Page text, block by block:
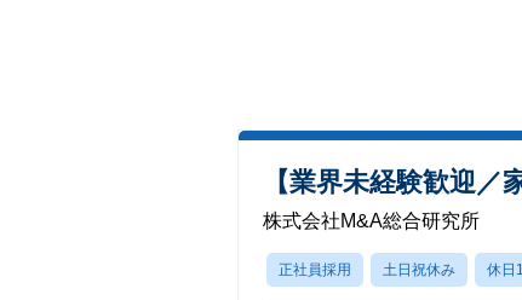
【業界未経験歓迎
株式会社M&A総合研究所
正社員採用 土日祝休み 休日